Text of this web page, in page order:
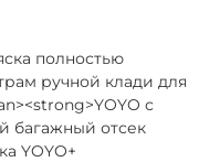
полностью
ручной клади для
с
багажный отсек
YOYO+